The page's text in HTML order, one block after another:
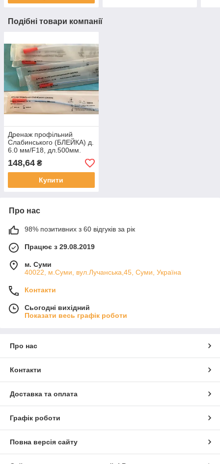
Подібні товари компанії
Дренаж профільний
Слабинського (БЛЕЙКА) д.
6.0 мм/F18, дл.500мм.
148,64 ₴
Купити
Про нас
98% позитивних з 60 відгуків за рік
Працює з 29.08.2019
м. Суми
40022, м.Суми, вул.Лучанська,45, Суми, Україна
Контакти
Сьогодні вихідний
Показати весь графік роботи
Про нас
Контакти
Доставка та оплата
Графік роботи
Повна версія сайту